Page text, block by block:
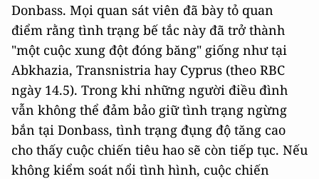
Donbass. Mọi quan sát viên đã bày tỏ quan
điểm rằng tình trạng bế tắc này đã trở thành
"một cuộc xung đột đóng băng" giống như tại
Abkhazia, Transnistria hay Cyprus (theo RBC
ngày 14.5). Trong khi những người điều đình
vẫn không thể đảm bảo giữ tình trạng ngừng
bắn tại Donbass, tình trạng đụng độ tăng cao
cho thấy cuộc chiến tiêu hao sẽ còn tiếp tục. Nếu
không kiểm soát nổi tình hình, cuộc chiến